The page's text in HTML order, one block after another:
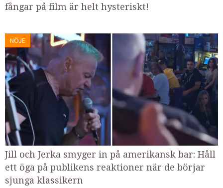
fångar på film är helt hysteriskt!
NÖJE
Jill och Jerka smyger in på amerikansk bar: Håll
ett öga på publikens reaktioner när de börjar
sjunga klassikern